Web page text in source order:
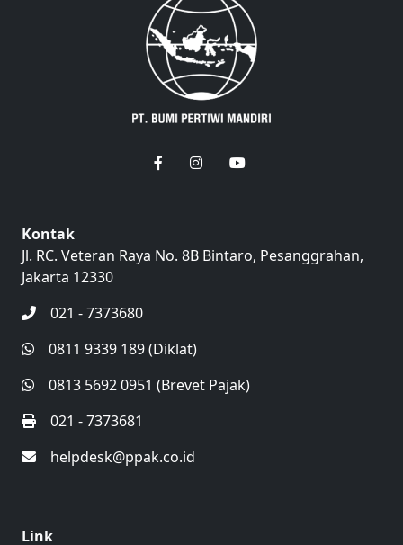
Kontak
Jl. RC. Veteran Raya No. 8B Bintaro, Pesanggrahan,
Jakarta 12330
021 - 7373680
0811 9339 189 (Diklat)
0813 5692 0951 (Brevet Pajak)
021 - 7373681
helpdesk@ppak.co.id
Link